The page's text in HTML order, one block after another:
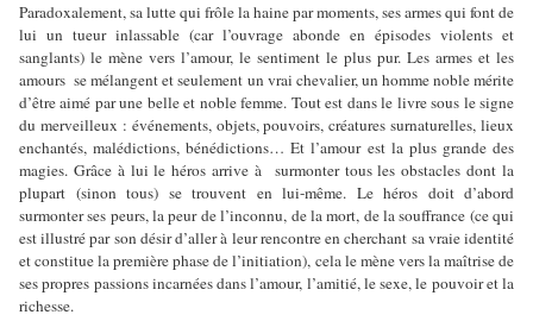
Paradoxalement, sa lutte qui frôle la haine par moments, ses armes qui font de
lui un tueur inlassable (car l’ouvrage abonde en épisodes violents et
sanglants) le mène vers l’amour, le sentiment le plus pur. Les armes et les
amours se mélangent et seulement un vrai chevalier, un homme noble mérite
d’être aimé par une belle et noble femme. Tout est dans le livre sous le signe
du merveilleux : événements, objets, pouvoirs, créatures surnaturelles, lieux
enchantés, malédictions, bénédictions… Et l’amour est la plus grande des
magies. Grâce à lui le héros arrive à surmonter tous les obstacles dont la
plupart (sinon tous) se trouvent en lui-même. Le héros doit d’abord
surmonter ses peurs, la peur de l’inconnu, de la mort, de la souffrance (ce qui
est illustré par son désir d’aller à leur rencontre en cherchant sa vraie identité
et constitue la première phase de l’initiation), cela le mène vers la maîtrise de
ses propres passions incarnées dans l’amour, l’amitié, le sexe, le pouvoir et la
richesse.